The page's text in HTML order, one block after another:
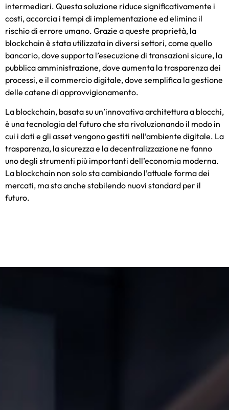
intermediari. Questa soluzione riduce significativamente i
costi, accorcia i tempi di implementazione ed elimina il
rischio di errore umano. Grazie a queste proprietà, la
blockchain è stata utilizzata in diversi settori, come quello
bancario, dove supporta l’esecuzione di transazioni sicure, la
pubblica amministrazione, dove aumenta la trasparenza dei
processi, e il commercio digitale, dove semplifica la gestione
delle catene di approvvigionamento.
La blockchain, basata su un’innovativa architettura a blocchi,
è una tecnologia del futuro che sta rivoluzionando il modo in
cui i dati e gli asset vengono gestiti nell’ambiente digitale. La
trasparenza, la sicurezza e la decentralizzazione ne fanno
uno degli strumenti più importanti dell’economia moderna.
La blockchain non solo sta cambiando l’attuale forma dei
mercati, ma sta anche stabilendo nuovi standard per il
futuro.